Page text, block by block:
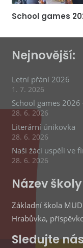
School games
Nejnovější:
Letní přání 2026
1. 7. 2026
School games
28. 6. 2026
Literární únikovka
28. 6. 2026
Naši žáci uspěli ve
28. 6. 2026
Název školy
Základní škola
Hrabůvka,
Sledujte